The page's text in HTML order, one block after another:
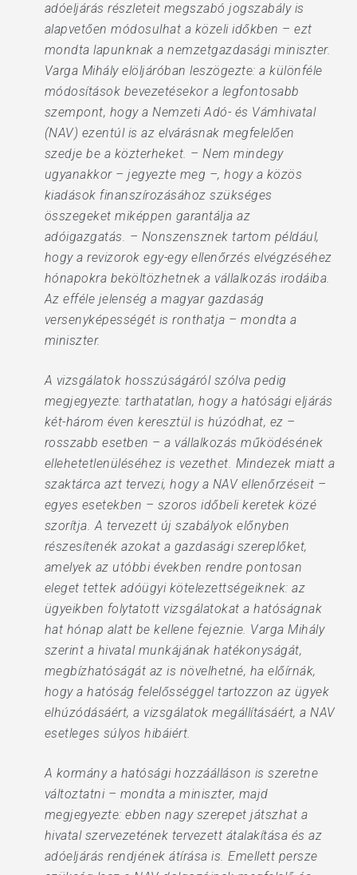
adóeljárás részleteit megszabó jogszabály is
alapvetően módosulhat a közeli időkben – ezt
mondta lapunknak a nemzetgazdasági miniszter.
Varga Mihály elöljáróban leszögezte: a különféle
módosítások bevezetésekor a legfontosabb
szempont, hogy a Nemzeti Adó- és Vámhivatal
(NAV) ezentúl is az elvárásnak megfelelően
szedje be a közterheket. – Nem mindegy
ugyanakkor – jegyezte meg –, hogy a közös
kiadások finanszírozásához szükséges
összegeket miképpen garantálja az
adóigazgatás. – Nonszensznek tartom például,
hogy a revizorok egy-egy ellenőrzés elvégzéséhez
hónapokra beköltözhetnek a vállalkozás irodáiba.
Az efféle jelenség a magyar gazdaság
versenyképességét is ronthatja – mondta a
miniszter.
A vizsgálatok hosszúságáról szólva pedig
megjegyezte: tarthatatlan, hogy a hatósági eljárás
két-három éven keresztül is húzódhat, ez –
rosszabb esetben – a vállalkozás működésének
ellehetetlenüléséhez is vezethet. Mindezek miatt a
szaktárca azt tervezi, hogy a NAV ellenőrzéseit –
egyes esetekben – szoros időbeli keretek közé
szorítja. A tervezett új szabályok előnyben
részesítenék azokat a gazdasági szereplőket,
amelyek az utóbbi években rendre pontosan
eleget tettek adóügyi kötelezettségeiknek: az
ügyeikben folytatott vizsgálatokat a hatóságnak
hat hónap alatt be kellene fejeznie. Varga Mihály
szerint a hivatal munkájának hatékonyságát,
megbízhatóságát az is növelhetné, ha előírnák,
hogy a hatóság felelősséggel tartozzon az ügyek
elhúzódásáért, a vizsgálatok megállításáért, a NAV
esetleges súlyos hibáiért.
A kormány a hatósági hozzáálláson is szeretne
változtatni – mondta a miniszter, majd
megjegyezte: ebben nagy szerepet játszhat a
hivatal szervezetének tervezett átalakítása és az
adóeljárás rendjének átírása is. Emellett persze